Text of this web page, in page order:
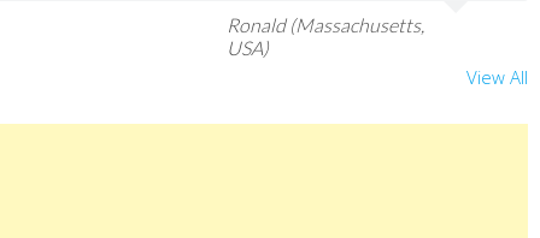
Ronald (Massachusetts,
USA)
View All